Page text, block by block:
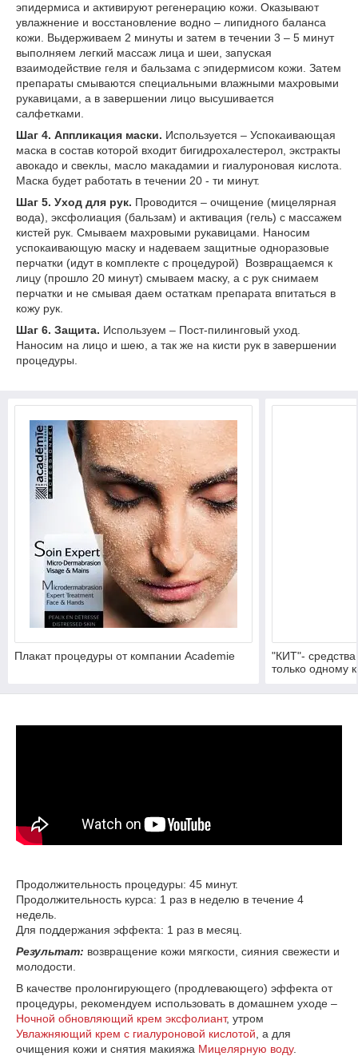
эпидермиса и активируют регенерацию кожи. Оказывают
увлажнение и восстановление водно – липидного баланса
кожи. Выдерживаем 2 минуты и затем в течении 3 – 5 минут
выполняем легкий массаж лица и шеи, запуская
взаимодействие геля и бальзама с эпидермисом кожи. Затем
препараты смываются специальными влажными махровыми
рукавицами, а в завершении лицо высушивается
салфетками.
Шаг 4. Аппликация маски. Используется – Успокаивающая
маска в состав которой входит бигидрохалестерол, экстракты
авокадо и свеклы, масло макадамии и гиалуроновая кислота.
Маска будет работать в течении 20 - ти минут.
Шаг 5. Уход для рук. Проводится – очищение (мицелярная
вода), эксфолиация (бальзам) и активация (гель) с массажем
кистей рук. Смываем махровыми рукавицами. Наносим
успокаивающую маску и надеваем защитные одноразовые
перчатки (идут в комплекте с процедурой) Возвращаемся к
лицу (прошло 20 минут) смываем маску, а с рук снимаем
перчатки и не смывая даем остаткам препарата впитаться в
кожу рук.
Шаг 6. Защита. Используем – Пост-пилинговый уход.
Наносим на лицо и шею, а так же на кисти рук в завершении
процедуры.
Плакат процедуры от компании Academie
"КИТ"-
только одному
Продолжительность процедуры: 45 минут.
Продолжительность курса: 1 раз в неделю в течение 4
недель.
Для поддержания эффекта: 1 раз в месяц.
Результат: возвращение кожи мягкости, сияния свежести и
молодости.
В качестве пролонгирующего (продлевающего) эффекта от
процедуры, рекомендуем использовать в домашнем уходе –
Ночной обновляющий крем эксфолиант, утром
Увлажняющий крем с гиалуроновой кислотой , а для
очищения кожи и снятия макияжа Мицелярную воду.